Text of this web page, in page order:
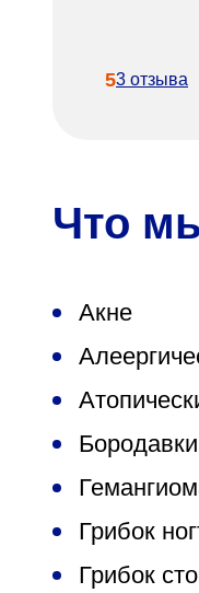
53 отзыва
Что
Акне
Бородавки
Грибок
Грибок